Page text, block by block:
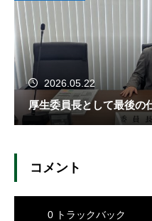
2026.05.22
厚生委員長として最後の
コメント
0 トラックバック